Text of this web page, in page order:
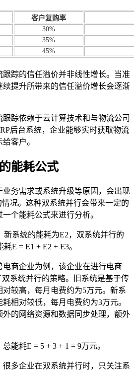
客户复购率
30%
35%
45%
踪的信任溢价并非线性增长。当准
提升所带来的信任溢价增长会逐渐
踪依赖于云计算技术和与物流公司
后台系统，企业能够实时获取物流
客户。
能耗公式
务需求或系统升级等原因，会出现
况。这种双系统并行会带来一定的
个能耗公式来进行分析。
新系统的能耗为E2，双系统并行的
E = E1 + E2 + E3。
商企业为例，该企业在进行电商
系统并行的策略。旧系统是基于传
较高，每月电费约为5万元。新系
相对较低，每月电费约为3万元。
的网络资源和数据同步处理，额外
能耗E = 5 + 3 + 1 = 9万元。
多企业在双系统并行时，只关注系